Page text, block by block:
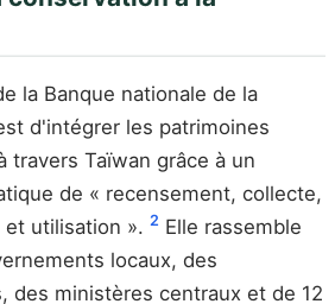
la Banque nationale de la
d'intégrer les patrimoines
travers Taïwan grâce à un
de « recensement, collecte,
utilisation ». 2 Elle rassemble
locaux, des
des ministères centraux et de 12